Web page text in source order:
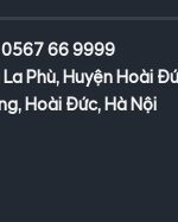
66 9999
Phù, Huyện Hoài
Hoài Đức, Hà Nội